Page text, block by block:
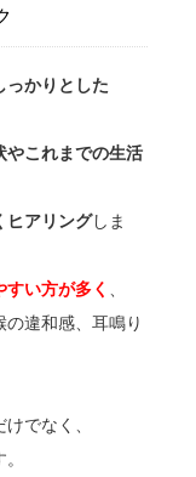
っかりとした
やこれまでの生活
ヒアリングしま
い方が多く
違和感、耳鳴り
でなく、